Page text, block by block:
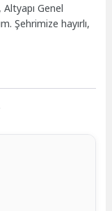
Altyapı Genel
Şehrimize hayırlı,